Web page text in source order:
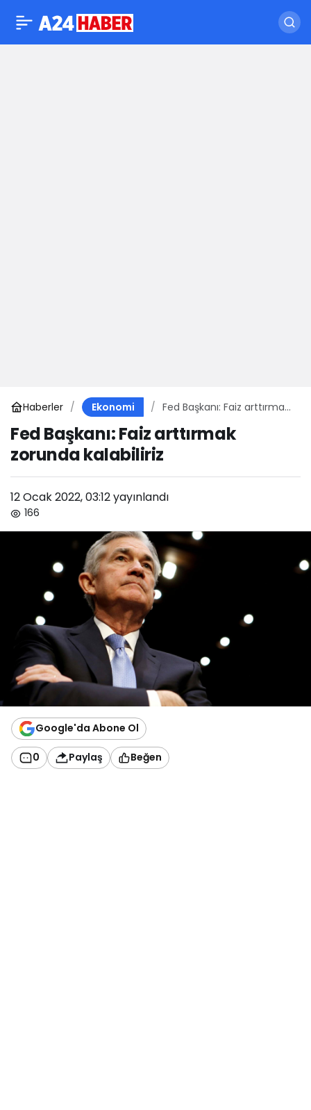
Haberler Ekonomi
Fed Başkanı: Faiz arttırmak
Fed Başkanı: Faiz arttırmak
zorunda kalabiliriz
12 Ocak 2022, 03:12yayınlandı
166
Google'da Abone Ol
0 Paylaş Beğen